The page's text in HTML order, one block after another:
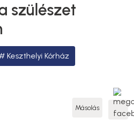
szülészet
Keszthelyi Kórház
Másolás